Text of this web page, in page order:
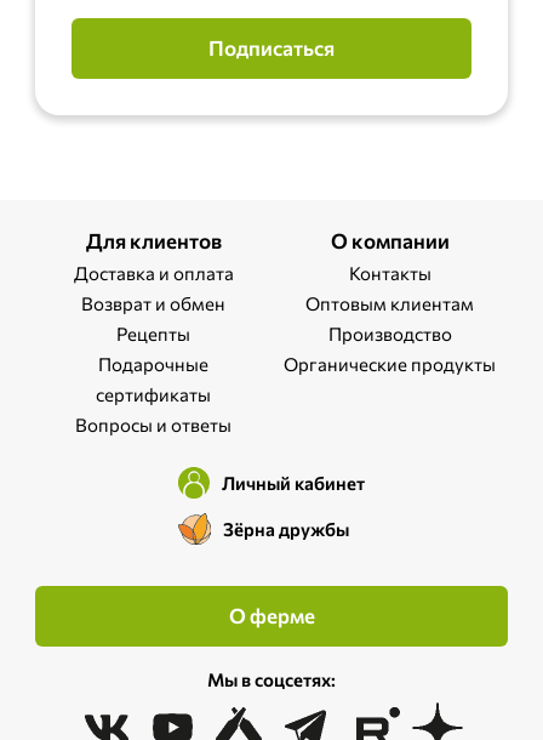
Подписаться
Для клиентов
Доставка и оплата
Возврат и обмен
Рецепты
Подарочные
сертификаты
Вопросы и ответы
О компании
Контакты
Оптовым клиентам
Производство
Органические продукты
Личный кабинет
Зёрна дружбы
О ферме
Мы в соцсетях: